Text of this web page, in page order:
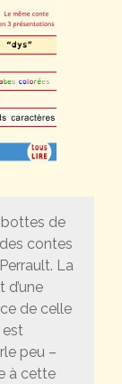
bottes de
contes
La
de celle
est
peu –
à cette